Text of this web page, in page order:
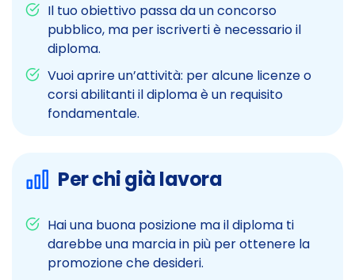
Il tuo obiettivo passa da un concorso
pubblico, ma per iscriverti è necessario il
diploma.
Vuoi aprire un’attività: per alcune licenze o
corsi abilitanti il diploma è un requisito
fondamentale.
Per chi già lavora
Hai una buona posizione ma il diploma ti
darebbe una marcia in più per ottenere la
promozione che desideri.